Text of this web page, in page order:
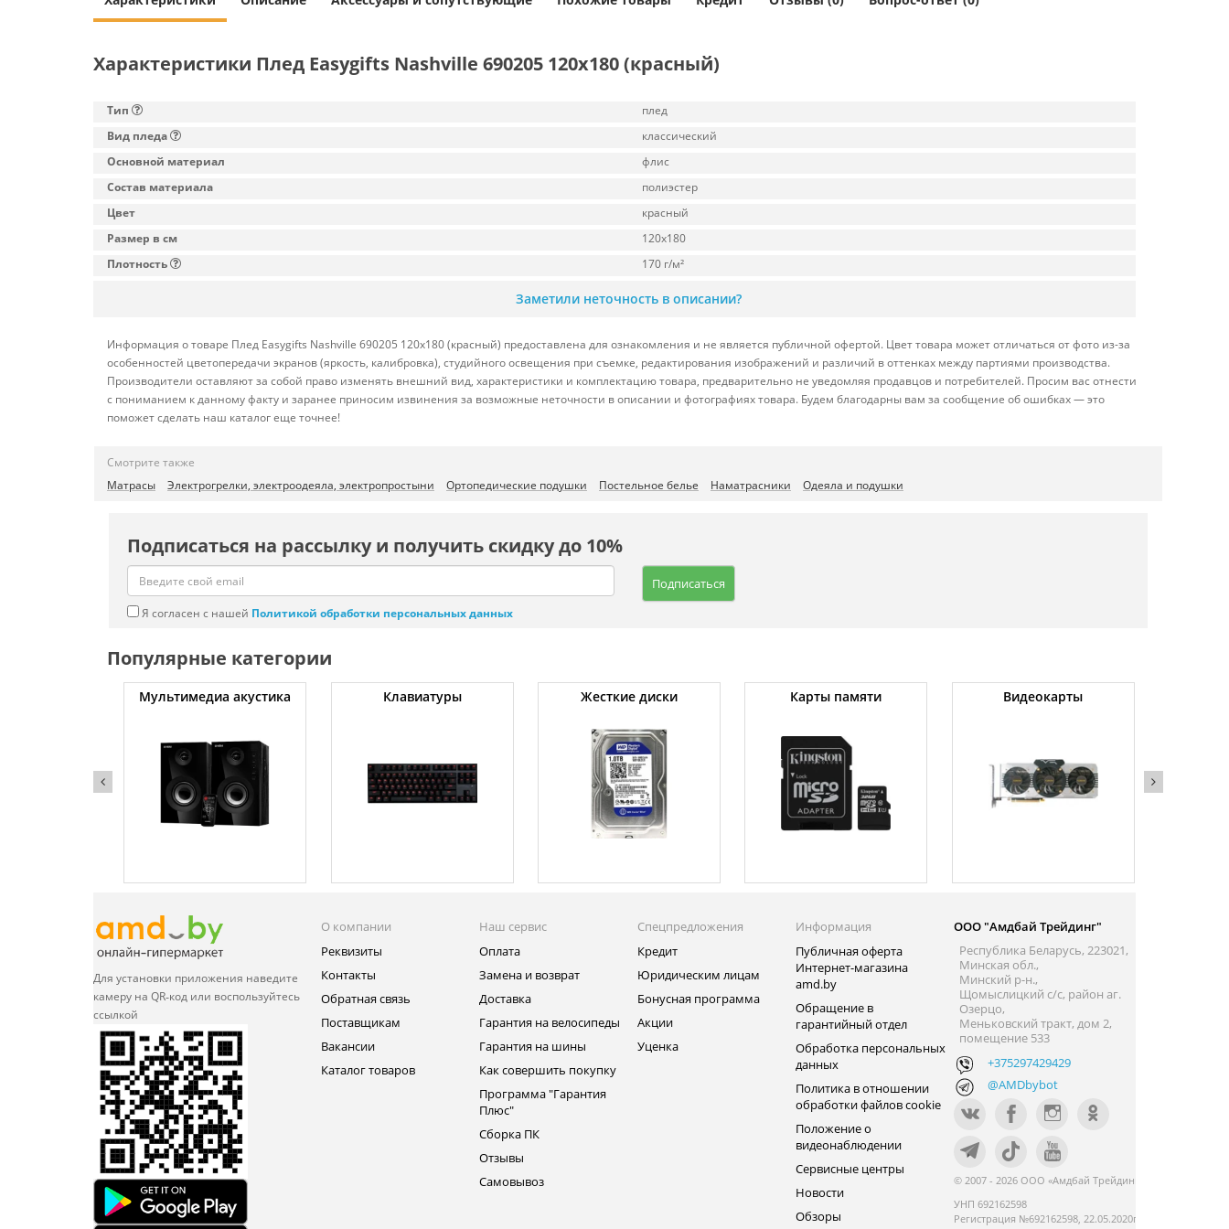
Характеристики Плед Easygifts Nashville 690205 120x180 (красный)
Тип
плед
Вид пледа
классический
Основной материал
флис
Состав материала
полиэстер
Цвет
красный
Размер в см
120x180
Плотность
170 г/м²
Заметили неточность в описании?
Информация о товаре Плед Easygifts Nashville 690205 120x180 (красный) предоставлена для ознакомления и не является публичной офертой. Цвет товара может отличаться от фото из-за
особенностей цветопередачи экранов (яркость, калибровка), студийного освещения при съемке, редактирования изображений и различий в оттенках между партиями производства.
Производители оставляют за собой право изменять внешний вид, характеристики и комплектацию товара, предварительно не уведомляя продавцов и потребителей. Просим вас отнестись
с пониманием к данному факту и заранее приносим извинения за возможные неточности в описании и фотографиях товара. Будем благодарны вам за сообщение об ошибках — это
поможет сделать наш каталог еще точнее!
Смотрите также
Матрасы
Электрогрелки, электроодеяла, электропростыни Ортопедические подушки Постельное белье Наматрасники Одеяла и подушки
Подписаться на рассылку и получить скидку до 10%
Подписаться
Я согласен с нашей Политикой обработки персональных данных
Популярные категории
Мультимедиа акустика Клавиатуры Жесткие диски Карты памяти Видеокарты
Для установки приложения наведите
камеру на QR‑код или воспользуйтесь
ссылкой
О компании
Реквизиты
Контакты
Обратная связь
Поставщикам
Вакансии
Каталог товаров
Наш сервис
Оплата
Замена и возврат
Доставка
Гарантия на велосипеды
Гарантия на шины
Как совершить покупку
Программа "Гарантия
Плюс"
Сборка ПК
Отзывы
Самовывоз
Спецпредложения
Кредит
Юридическим лицам
Бонусная программа
Акции
Уценка
Информация
Публичная оферта
Интернет-магазина
amd.by
Обращение в
гарантийный отдел
Обработка персональных
данных
Политика в отношении
обработки файлов cookie
Положение о
видеонаблюдении
Сервисные центры
Новости
Обзоры
ООО "Амдбай Трейдинг"
Республика Беларусь, 223021,
Минская обл.,
Минский р-н.,
Щомыслицкий с/с, район аг.
Озерцо,
Меньковский тракт, дом 2,
помещение 533
+375297429429
@AMDbybot
© 2007 - 2026 ООО «Амдбай Трейдинг»
УНП 692162598
Регистрация №692162598, 22.05.2020г.